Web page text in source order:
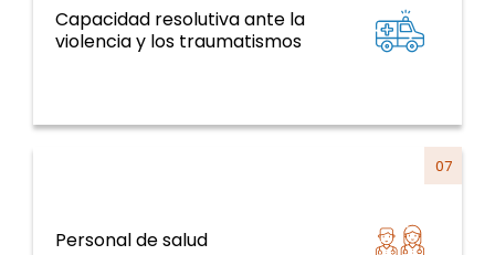
Capacidad resolutiva ante la
violencia y los traumatismos
ENT y factores de riesgo, salud mental,
violencia y traumatismo
Personal de salud
07
Sistemas y servicios de salud y curso de la